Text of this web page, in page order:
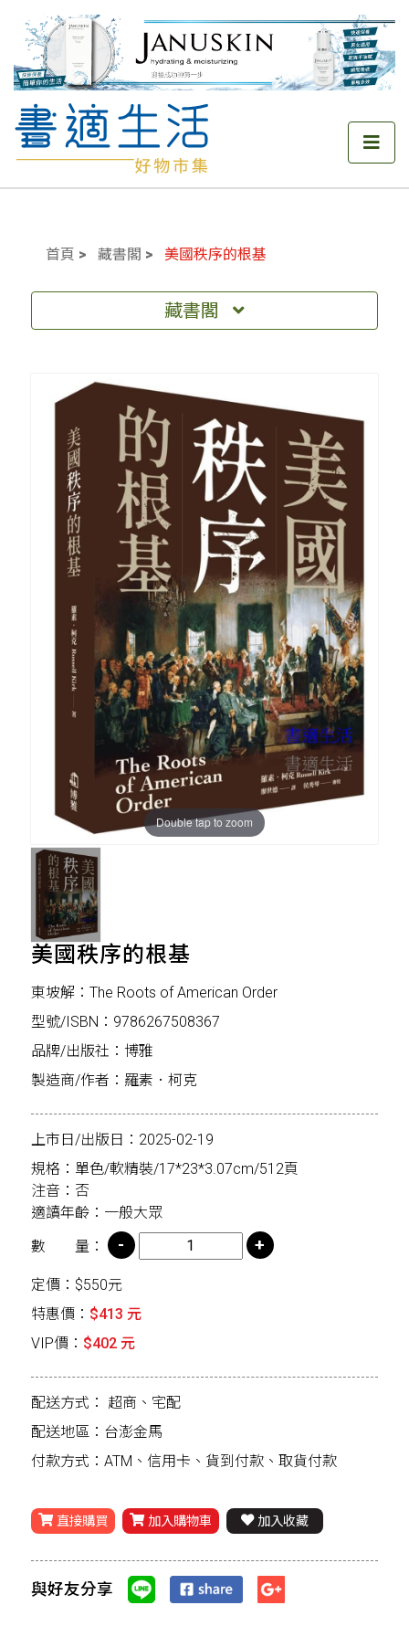
首頁 藏書閣 美國秩序的根基
藏書閣
Double tap to zoom
美國秩序的根基
東坡解：The Roots of American Order
型號/ISBN：9786267508367
品牌/出版社：博雅
製造商/作者：羅素．柯克
上市日/出版日：2025-02-19
規格：單色/軟精裝/17*23*3.07cm/512頁
注音：否
適讀年齡：一般大眾
數 量：
定價：$550元
特惠價： $413 元
VIP價： $402 元
配送方式： 超商、宅配
配送地區：台澎金馬
付款方式：ATM、信用卡、貨到付款、取貨付款
直接購買 加入購物車 加入收藏
與好友分享